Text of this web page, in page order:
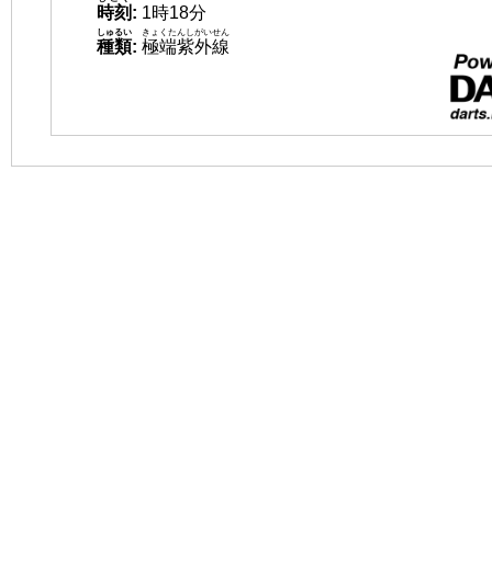
時刻 : 1時18分
種類
しゅるい
: 極端紫外線
きょくたんしがいせん